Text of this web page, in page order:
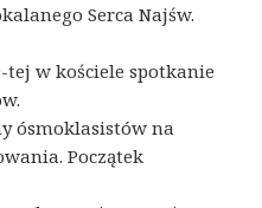
Serca Najśw.
tej w kościele spotkanie
ósmoklasistów na
Początek